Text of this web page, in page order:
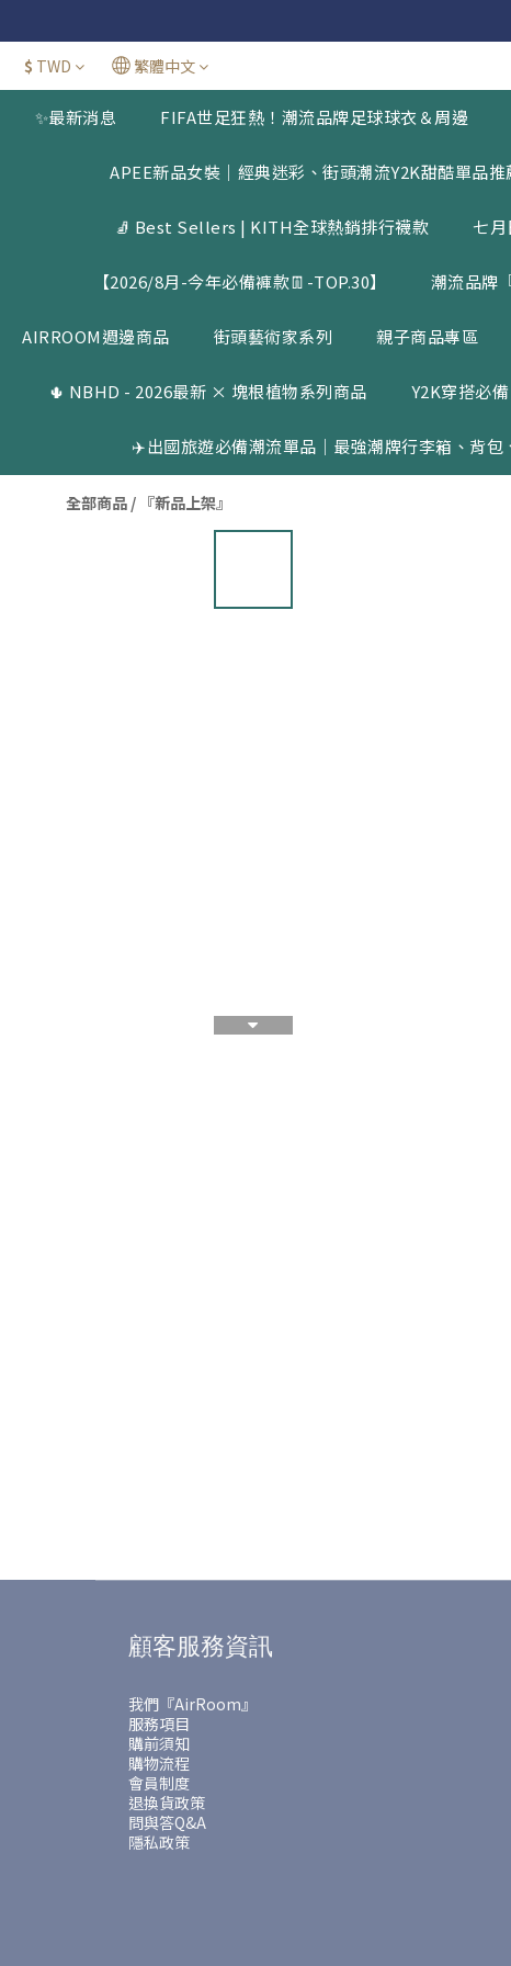
官網三
新
官網三
$ TWD 繁體中文
✨最新消息 FIFA世足狂熱！潮流品牌足球球衣＆周邊
APEE新品女裝｜經典迷彩、街頭潮流Y2K甜酷單品推
🧦 Best Sellers | KITH全球熱銷排行襪款 七月
【2026/8月-今年必備褲款👖-TOP.30】 潮流品牌
AIRROOM週邊商品 街頭藝術家系列 親子商品專區
🌵 NBHD - 2026最新 × 塊根植物系列商品 Y2K穿搭必
✈️出國旅遊必備潮流單品｜最強潮牌行李箱、背包
全部商品 / 『新品上架』
顧客服務資訊
我們『AirRoom』
服務項目
購前須知
購物流程
會員制度
退換貨政策
問與答Q&A
隱私政策